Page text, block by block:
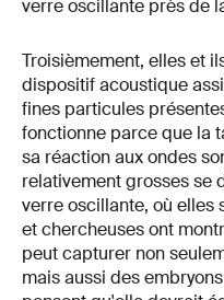
verre oscillante près de
Troisièmement, elles et
dispositif acoustique
fines particules
fonctionne parce que la
sa réaction aux ondes
relativement grosses se
verre oscillante, où elles
et chercheuses ont
peut capturer non
mais aussi des